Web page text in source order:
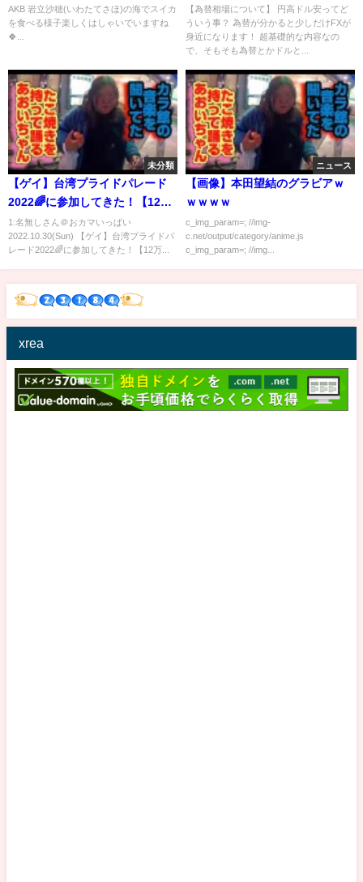
える海から」オフショット🍉 私
が珍しく人と動画を撮った😏 ゆ
AKB 岩立沙穂(いわたてさほ)の海でスイカ
を食べる様子楽しくはしゃいでいますね
🍀...
【為替相場について】 円高ドル安ってど
ういう事？ 為替が分かると少しだけFXが
身近になります！ 超基礎的な内容なの
で、そもそも為替とかドルと...
未分類
【ゲイ】台湾プライドパレード
2022🌈に参加してきた！【12万
人の熱気】
1:名無しさん＠おカマいっぱい
2022.10.30(Sun) 【ゲイ】台湾プライドパ
レード2022🌈に参加してきた！【12万...
ニュース
【画像】本田望結のグラビアｗ
ｗｗｗｗ
c_img_param=; //img-
c.net/output/category/anime.js
c_img_param=; //img...
xrea